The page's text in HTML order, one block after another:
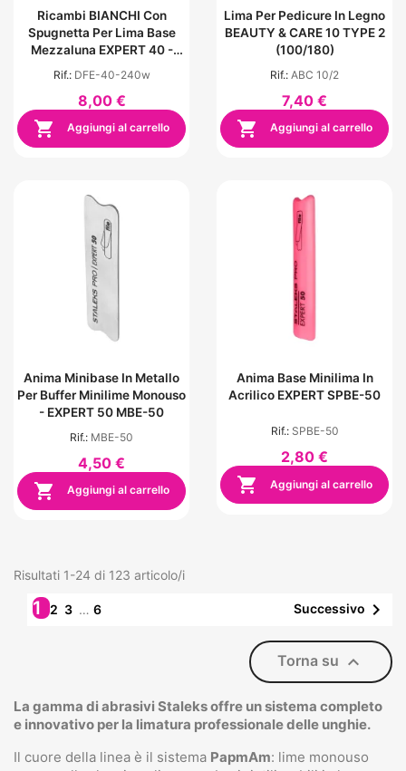
Ricambi BIANCHI Con
Spugnetta Per Lima Base
Mezzaluna EXPERT 40 -
Rif.: DFE-40-240w
8,00 €
 Aggiungi al carrello
Lima Per Pedicure In Legno
BEAUTY & CARE 10 TYPE 2
(100/180)
Rif.: ABC 10/2
7,40 €
 Aggiungi al carrello
Anima Minibase In Metallo
Per Buffer Minilime Monouso
- EXPERT 50 MBE-50
Rif.: MBE-50
4,50 €
 Aggiungi al carrello
Anima Base Minilima In
Acrilico EXPERT SPBE-50
Rif.: SPBE-50
2,80 €
 Aggiungi al carrello
Risultati 1-24 di 123 articolo/i
12 3 … 6 Successivo 
Torna su 
La gamma di abrasivi Staleks offre un sistema completo
e innovativo per la limatura professionale delle unghie.
Il cuore della linea è il sistema PapmAm: lime monouso